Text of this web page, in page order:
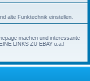
alte Funktechnik einstellen.
machen und interessante
LINKS ZU EBAY u.ä.!